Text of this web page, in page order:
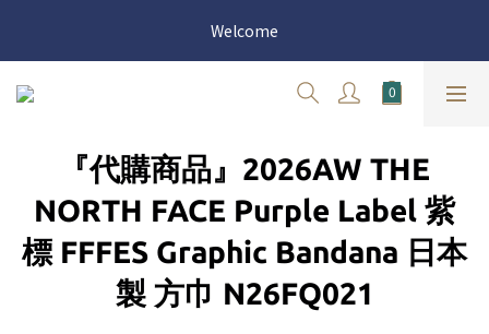
官網三週年 8月滿額送購物金 - 滿 $2000 送 $60 / 滿 $4000 送 $300
/ 滿 $10000 送 $1500
Welcome
官網三週年 8月滿額送購物金 - 滿 $2000 送 $60 / 滿 $4000 送 $300
/ 滿 $10000 送 $1500
『代購商品』2026AW THE
NORTH FACE Purple Label 紫
標 FFFES Graphic Bandana 日本
製 方巾 N26FQ021